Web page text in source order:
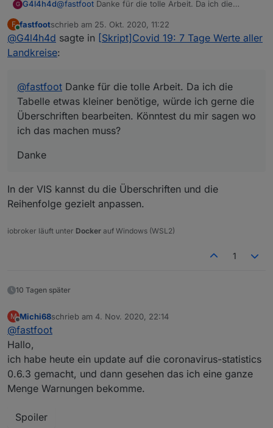
G G4l4h4d@fastfoot Danke für die tolle Arbeit. Da ich die
Überschriften bearbeiten. Könntest du mir sagen wo
ich das machen muss?
Danke
F
Online
fastfootschrieb am 25. Okt. 2020, 11:22
zuletzt editiert von
@G4l4h4d sagte in [Skript]Covid 19: 7 Tage Werte aller
Landkreise:
@fastfoot Danke für die tolle Arbeit. Da ich die
Tabelle etwas kleiner benötige, würde ich gerne die
Überschriften bearbeiten. Könntest du mir sagen wo
ich das machen muss?
Danke
In der VIS kannst du die Überschriften und die
Reihenfolge gezielt anpassen.
iobroker läuft unter Docker auf Windows (WSL2)
1
10 Tagen später
M
Offline
Michi68schrieb am 4. Nov. 2020, 22:14
zuletzt editiert von
@fastfoot
Hallo,
ich habe heute ein update auf die coronavirus-statistics
0.6.3 gemacht, und dann gesehen das ich eine ganze
Menge Warnungen bekomme.
Spoiler